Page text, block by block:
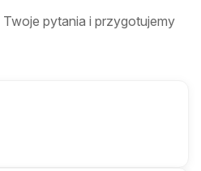
pytania i przygotujemy